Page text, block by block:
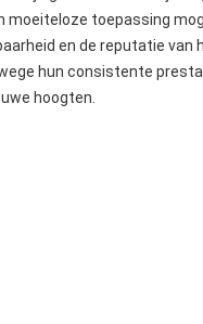
moeiteloze toepassing
en de reputatie
hun consistente
hoogten.